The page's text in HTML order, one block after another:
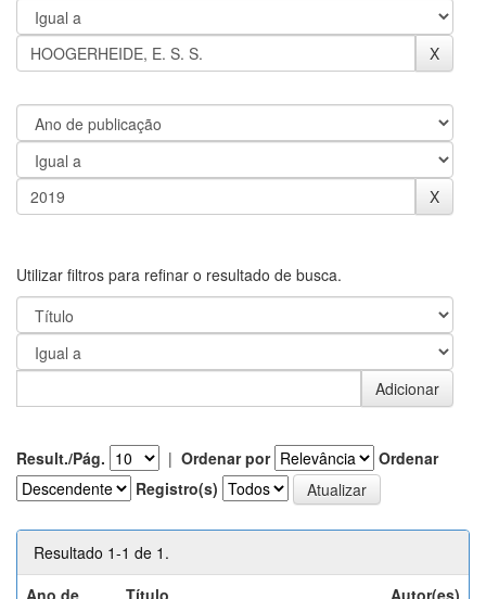
Utilizar filtros para refinar o resultado de busca.
Result./Pág. | Ordenar por
Ordenar
Registro(s)
Resultado 1-1 de 1.
Ano de
Título Autor(es)